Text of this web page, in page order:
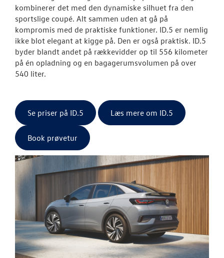
kombinerer det med den dynamiske silhuet fra den
sportslige coupé. Alt sammen uden at gå på
kompromis med de praktiske funktioner. ID.5 er nemlig
ikke blot elegant at kigge på. Den er også praktisk. ID.5
byder blandt andet på rækkevidder op til 556 kilometer
på én opladning og en bagagerumsvolumen på over
540 liter.
Se priser på ID.5 Læs mere om ID.5
Book prøvetur